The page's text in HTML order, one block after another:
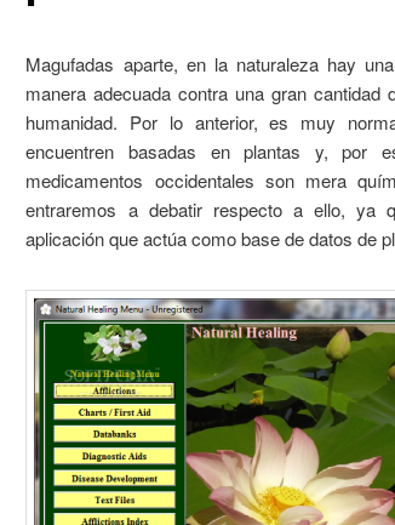
Magufadas aparte, en la naturaleza hay
manera adecuada contra una gran
humanidad. Por lo anterior, es muy
encuentren basadas en plantas y, por
medicamentos occidentales son mera
entraremos a debatir respecto a ello, ya
aplicación que actúa como base de datos de